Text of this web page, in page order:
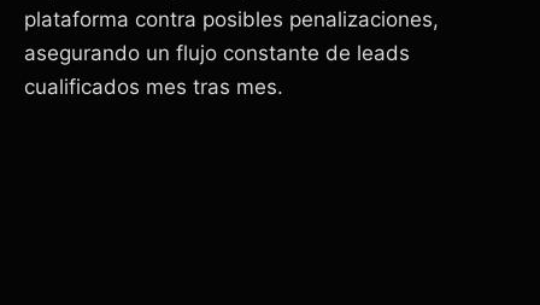
plataforma contra posibles penalizaciones,
asegurando un flujo constante de leads
cualificados mes tras mes.